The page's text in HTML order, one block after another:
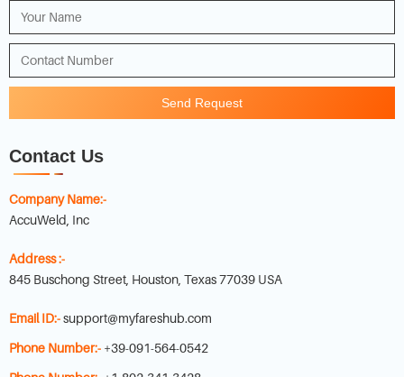
Send Request
Contact Us
Company Name:-
AccuWeld, Inc
Address :-
845 Buschong Street, Houston, Texas 77039 USA
Email ID:-support@myfareshub.com
Phone Number:- +39-091-564-0542